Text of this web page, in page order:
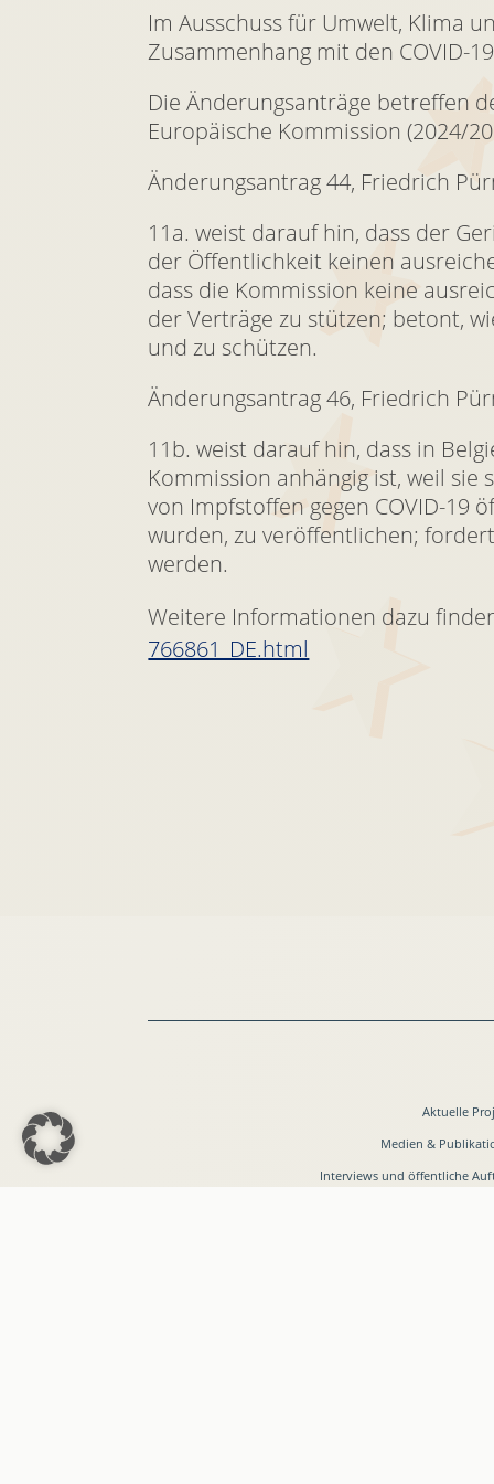
Im Ausschuss für Umwelt, Klima
Zusammenhang mit den COVID-
Die Änderungsanträge betreffen
Europäische Kommission (2024/
Änderungsantrag 44, Friedrich
11a. weist darauf hin, dass der
der Öffentlichkeit keinen
dass die Kommission keine
der Verträge zu stützen; betont,
und zu schützen.
Änderungsantrag 46, Friedrich
11b. weist darauf hin, dass in
Kommission anhängig ist, weil
von Impfstoffen gegen COVID-19
wurden, zu veröffentlichen;
werden.
Weitere Informationen dazu
766861_DE.html
Aktuelle
Medien &
Interviews und öffentliche